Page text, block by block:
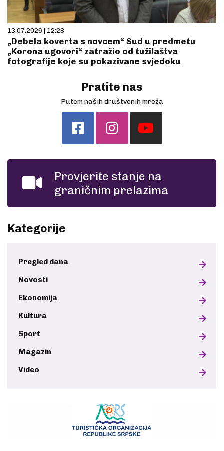
13.07.2026 | 12:28
„Debela koverta s novcem“ Sud u predmetu
„Korona ugovori“ zatražio od tužilaštva
fotografije koje su pokazivane svjedoku
Pratite nas
Putem naših društvenih mreža
Provjerite stanje na
graničnim prelazima
Kategorije
Pregled dana
Novosti
Ekonomija
Kultura
Sport
Magazin
Video